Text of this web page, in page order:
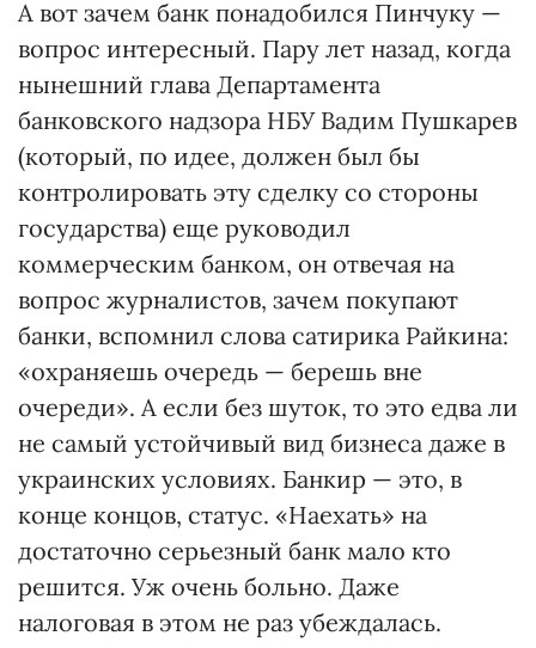
А вот зачем банк понадобился Пинчуку —
вопрос интересный. Пару лет назад, когда
нынешний глава Департамента
банковского надзора НБУ Вадим Пушкарев
(который, по идее, должен был бы
контролировать эту сделку со стороны
государства) еще руководил
коммерческим банком, он отвечая на
вопрос журналистов, зачем покупают
банки, вспомнил слова сатирика Райкина:
«охраняешь очередь — берешь вне
очереди». А если без шуток, то это едва ли
не самый устойчивый вид бизнеса даже в
украинских условиях. Банкир — это, в
конце концов, статус. «Наехать» на
достаточно серьезный банк мало кто
решится. Уж очень больно. Даже
налоговая в этом не раз убеждалась.